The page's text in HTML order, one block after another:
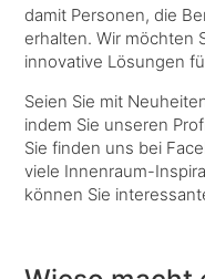
damit Personen, die
erhalten. Wir möchten
innovative Lösungen
Seien Sie mit
indem Sie unseren
Sie finden uns bei
viele Innenraum-
können Sie